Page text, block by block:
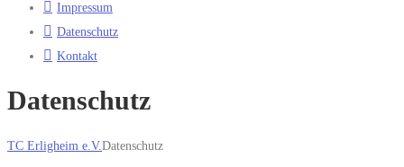
Impressum
Datenschutz
Kontakt
Datenschutz
TC Erligheim e.V.Datenschutz